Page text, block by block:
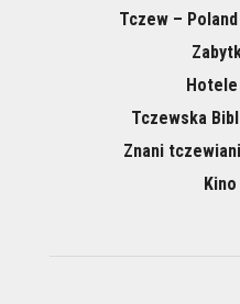
Tczew – Poland
Tczewska
Znani